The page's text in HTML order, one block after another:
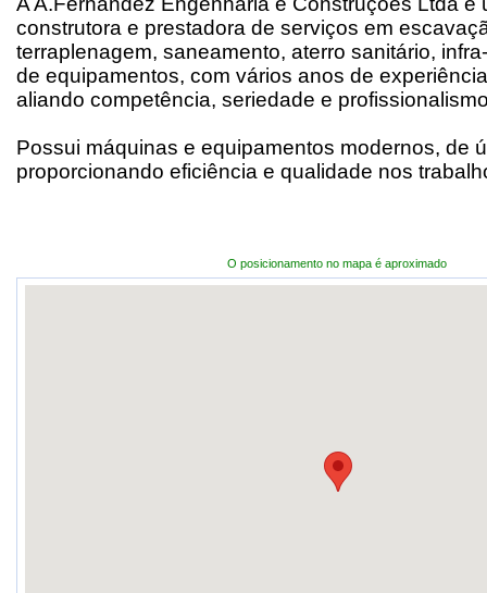
construtora e prestadora de serviços em
terraplenagem, saneamento, aterro sanitário,
de equipamentos, com vários anos de
aliando competência, seriedade e
Possui máquinas e equipamentos modernos, de
proporcionando eficiência e qualidade nos
O posicionamento no mapa é aproximado